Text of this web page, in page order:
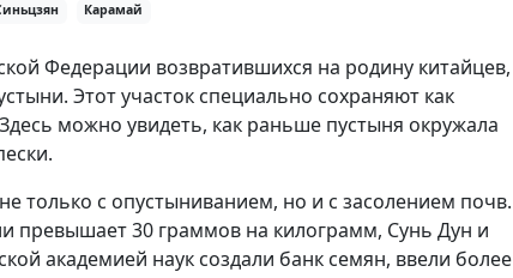
Карамай
Федерации возвратившихся на родину китайцев,
Этот участок специально сохраняют как
можно увидеть, как раньше пустыня окружала
только с опустыниванием, но и с засолением почв.
превышает 30 граммов на килограмм, Сунь Дун и
академией наук создали банк семян, ввели более